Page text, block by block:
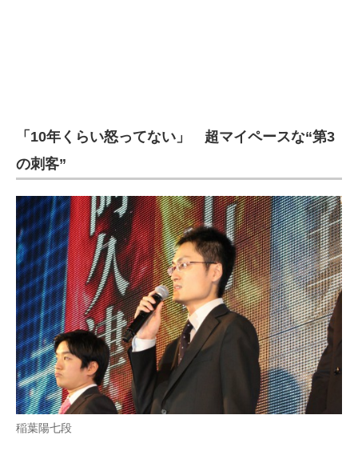
「10年くらい怒ってない」 超マイペースな“第3
の刺客”
稲葉陽七段